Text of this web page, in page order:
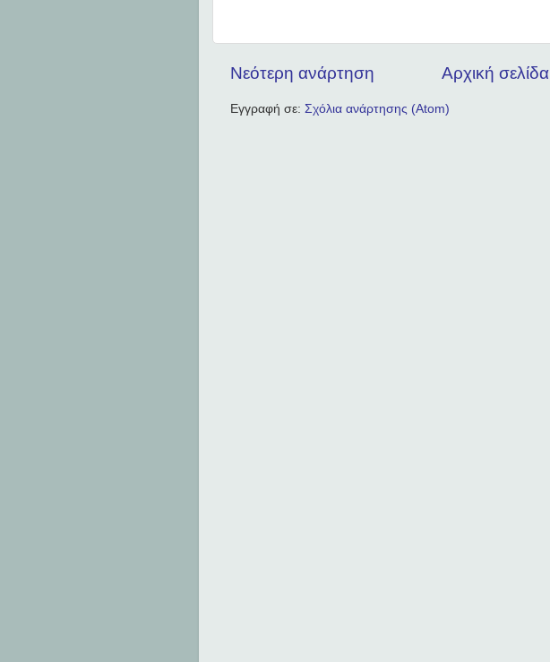
Νεότερη ανάρτηση Αρχική σελίδα
Εγγραφή σε: Σχόλια ανάρτησης (Atom)